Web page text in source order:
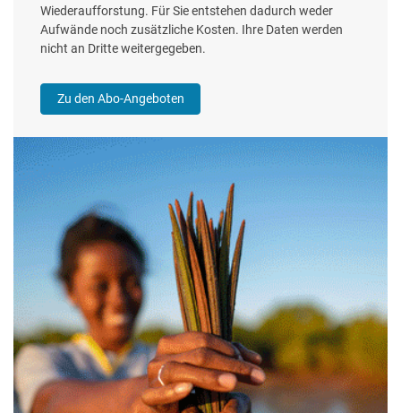
Wiederaufforstung. Für Sie entstehen dadurch weder
Aufwände noch zusätzliche Kosten. Ihre Daten werden
nicht an Dritte weitergegeben.
Zu den Abo-Angeboten